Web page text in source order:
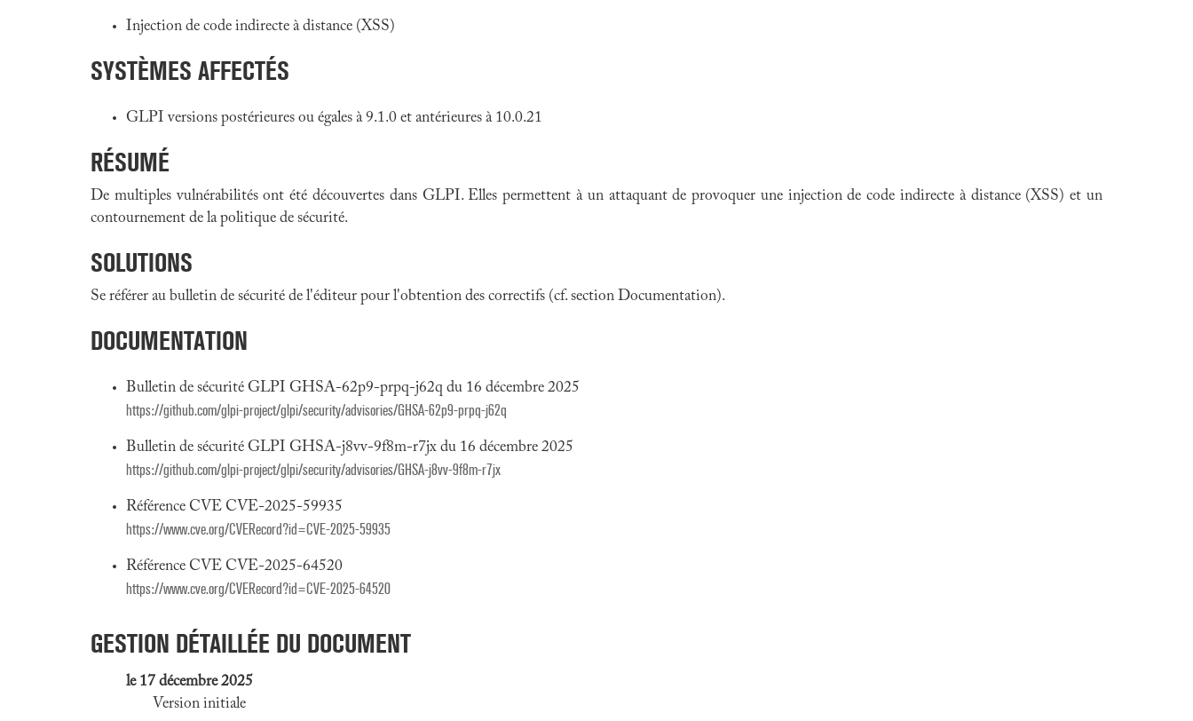
Injection de code indirecte à distance (XSS)
SYSTÈMES AFFECTÉS
GLPI versions postérieures ou égales à 9.1.0 et antérieures à 10.0.21
RÉSUMÉ
De multiples vulnérabilités ont été découvertes dans GLPI. Elles permettent à un attaquant de provoquer une injection de code indirecte à distance (XSS) et un
contournement de la politique de sécurité.
SOLUTIONS
Se référer au bulletin de sécurité de l'éditeur pour l'obtention des correctifs (cf. section Documentation).
DOCUMENTATION
Bulletin de sécurité GLPI GHSA-62p9-prpq-j62q du 16 décembre 2025
https://github.com/glpi-project/glpi/security/advisories/GHSA-62p9-prpq-j62q
Bulletin de sécurité GLPI GHSA-j8vv-9f8m-r7jx du 16 décembre 2025
https://github.com/glpi-project/glpi/security/advisories/GHSA-j8vv-9f8m-r7jx
Référence CVE CVE-2025-59935
https://www.cve.org/CVERecord?id=CVE-2025-59935
Référence CVE CVE-2025-64520
https://www.cve.org/CVERecord?id=CVE-2025-64520
GESTION DÉTAILLÉE DU DOCUMENT
le 17 décembre 2025
Version initiale